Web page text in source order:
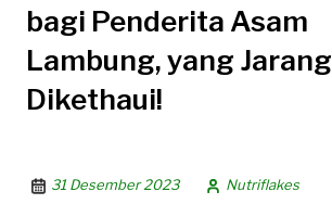
bagi Penderita Asam
Lambung, yang Jarang
Dikethaui!
31 Desember 2023 Nutriflakes